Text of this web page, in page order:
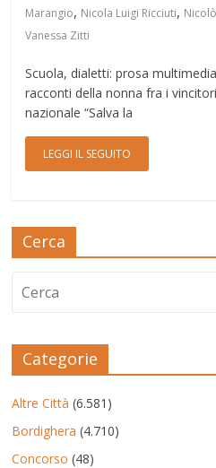
Marangio, Nicola Luigi Ricciuti,
Vanessa Zitti
Scuola, dialetti: prosa
racconti della nonna fra i
nazionale “Salva la
LEGGI IL SEGUITO
Cerca
Categorie
Altre Città (6.581)
Bordighera (4.710)
Concorso (48)